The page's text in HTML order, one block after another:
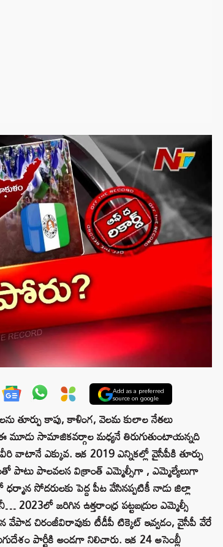
Add as a preferred
source on google
తూర్పు కాపు, కాళింగ, వెలమ కులాల నేతలు
మూడు సామాజికవర్గాల మధ్యనే తిరుగుతుంటాయన్నది
వాటానే ఎక్కువ. ఇక 2019 ఎన్నికల్లో వైసీపీకి తూర్పు
పాటు పాలవలస విక్రాంత్ ఎమ్మెల్సీగా , ఎమ్మెల్యేలుగా
సోదరులకు పెద్ద పీట వేసినప్పటికీ నాడు జిల్లా
జరిగిన ఉత్తరాంధ్ర పట్టబద్రుల ఎమ్మెల్సీ
చిరంజీవిరావుకు టీడీపీ టిక్కెట్‌ ఇవ్వడం, వైసీపీ వేరే
పార్టీకి అండగా నిలిచారు. ఇక 24 అసెంబ్లీ